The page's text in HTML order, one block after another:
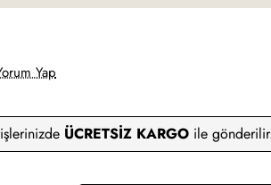
ÜCRETSİZ KARGOile
Yap